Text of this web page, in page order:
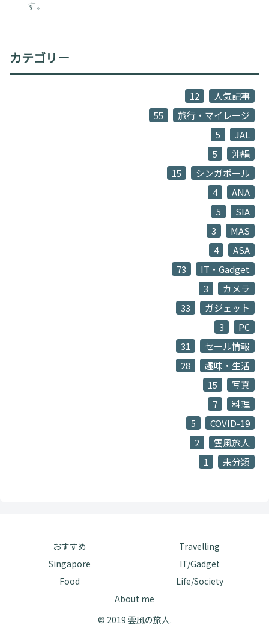
す。
カテゴリー
人気記事
12
旅行・マイレージ
55
JAL
5
沖縄
5
シンガポール
15
ANA
4
SIA
5
MAS
3
ASA
4
IT・Gadget
73
カメラ
3
ガジェット
33
PC
3
セール情報
31
趣味・生活
28
写真
15
料理
7
COVID-19
5
雲風旅人
2
未分類
1
おすすめ
Travelling
Singapore
IT/Gadget
Food
Life/Society
About me
© 2019 雲風の旅人.